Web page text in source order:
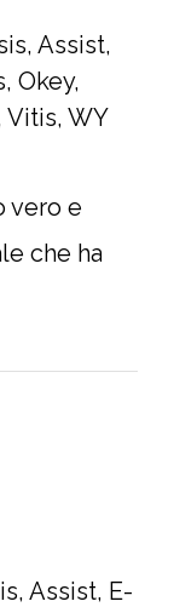
, Assist,
, Okey,
Vitis, WY
vero e
che ha
, Assist, E-